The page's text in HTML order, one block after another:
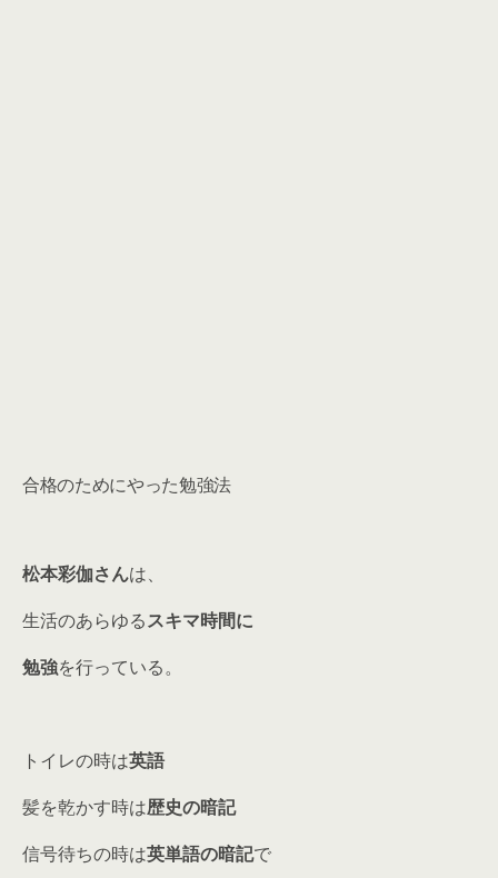
合格のためにやった勉強法
松本彩伽さんは、
生活のあらゆるスキマ時間に
勉強を行っている。
トイレの時は英語
髪を乾かす時は歴史の暗記
信号待ちの時は英単語の暗記で